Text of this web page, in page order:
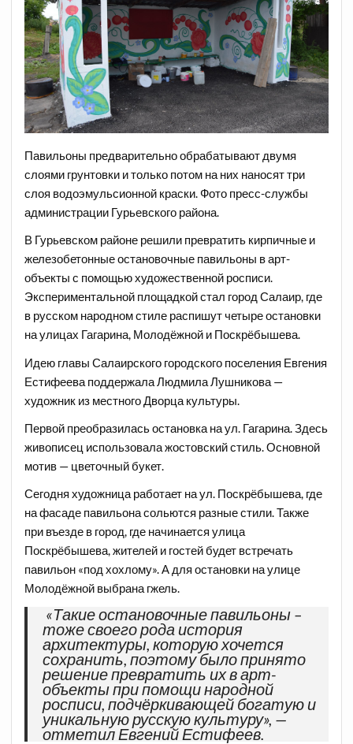
Павильоны предварительно обрабатывают двумя
слоями грунтовки и только потом на них наносят три
слоя водоэмульсионной краски. Фото пресс-службы
администрации Гурьевского района.
В Гурьевском районе решили превратить кирпичные и
железобетонные остановочные павильоны в арт-
объекты с помощью художественной росписи.
Экспериментальной площадкой стал город Салаир, где
в русском народном стиле распишут четыре остановки
на улицах Гагарина, Молодёжной и Поскрёбышева.
Идею главы Салаирского городского поселения Евгения
Естифеева поддержала Людмила Лушникова —
художник из местного Дворца культуры.
Первой преобразилась остановка на ул. Гагарина. Здесь
живописец использовала жостовский стиль. Основной
мотив — цветочный букет.
Сегодня художница работает на ул. Поскрёбышева, где
на фасаде павильона сольются разные стили. Также
при въезде в город, где начинается улица
Поскрёбышева, жителей и гостей будет встречать
павильон «под хохлому». А для остановки на улице
Молодёжной выбрана гжель.
«Такие остановочные павильоны –
тоже своего рода история
архитектуры, которую хочется
сохранить, поэтому было принято
решение превратить их в арт-
объекты при помощи народной
росписи, подчёркивающей богатую и
уникальную русскую культуру», —
отметил Евгений Естифеев.